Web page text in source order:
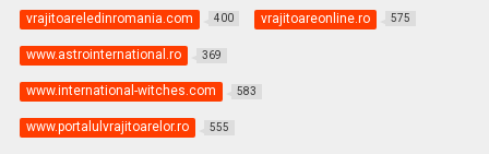
vrajitoareledinromania.com 400 vrajitoareonline.ro 575
www.astrointernational.ro 369
www.international-witches.com 583
www.portalulvrajitoarelor.ro 555